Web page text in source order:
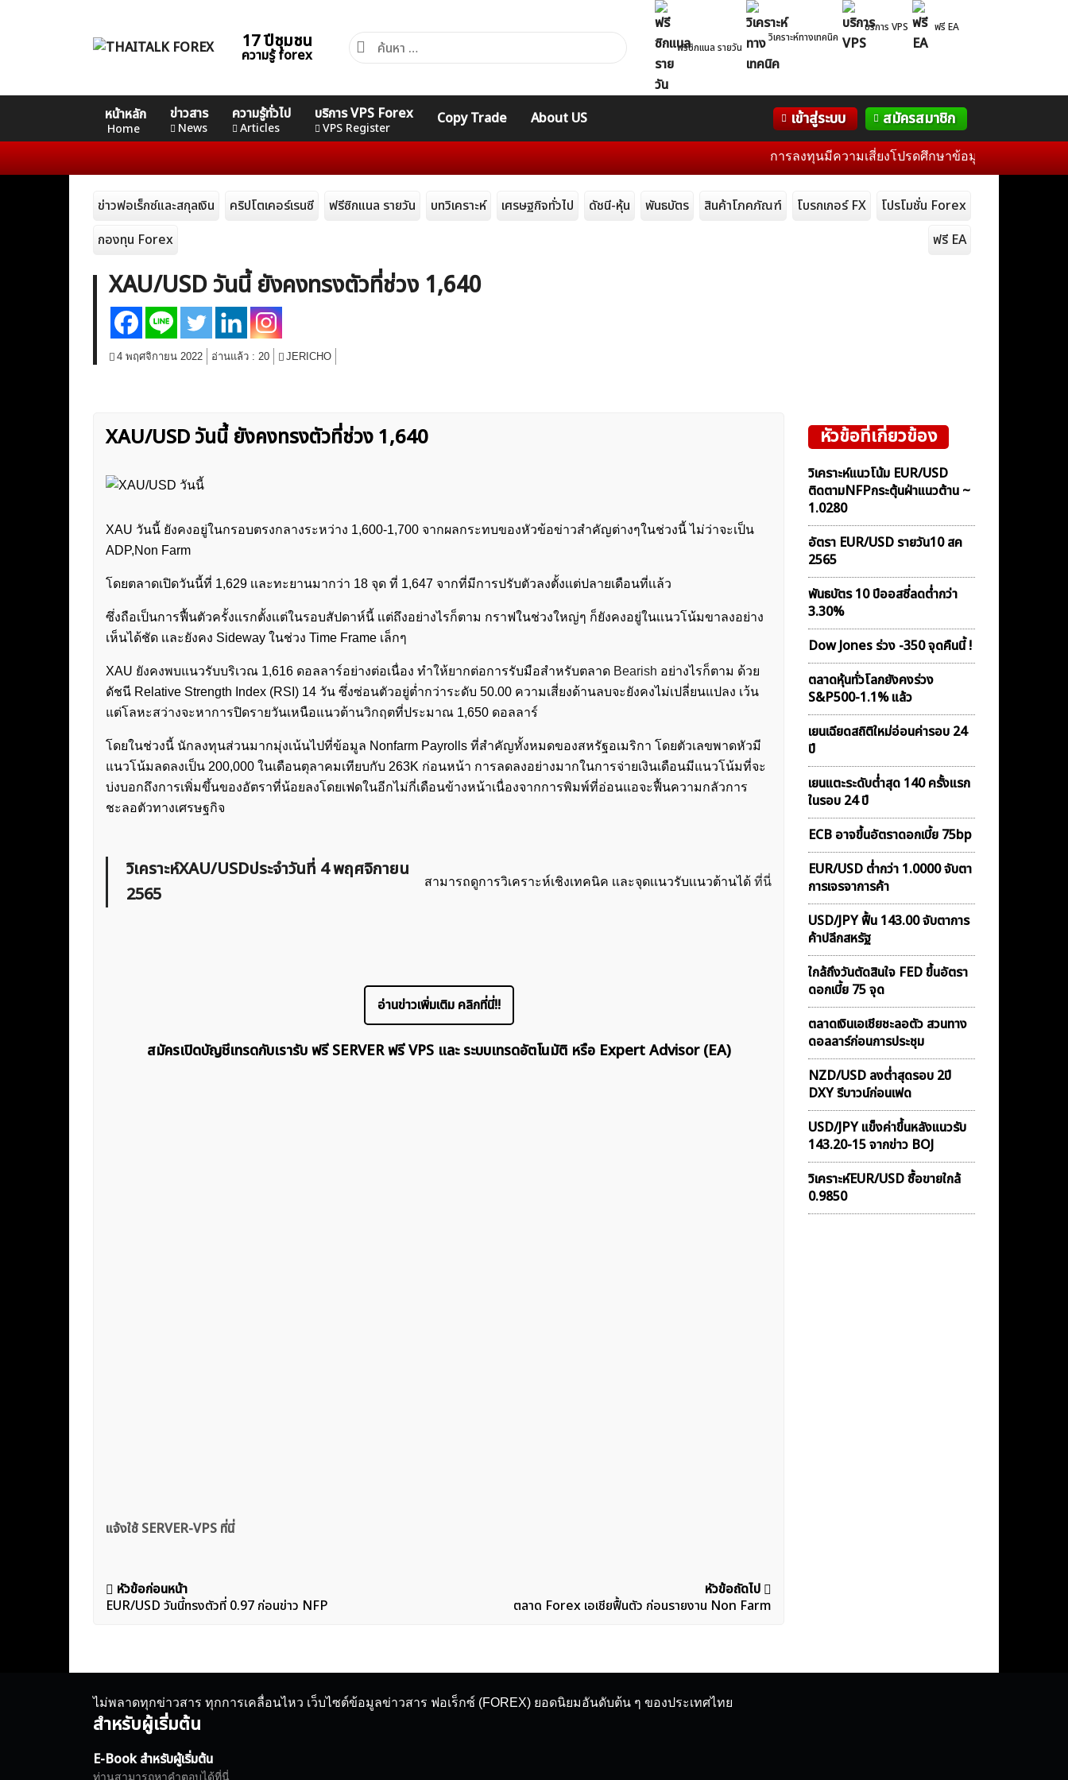
17 ปีชุมชน
ความรู้ forex
ค้นหา
สำหรับ:
ฟรีซิกแนล รายวัน
วิเคราะห์ทางเทคนิค
บริการ VPS ฟรี EA
หน้าหลัก
Home
ข่าวสาร
News
ความรู้ทั่วไป
Articles
บริการ VPS Forex
VPS Register
Copy Trade About US เข้าสู่ระบบ สมัครสมาชิก
VPS Register
ค้นหา
สำหรับ:
คอร์ส
Basic
คอร์ส
Advance
คอร์ส
Professional
คอร์ส
Expert Indicators
WelTrade กิจกรรม
ฟอรั่ม
การลงทุนมีความเสี่ยงโปรดศึกษาข้อมูลก่อนการตัดสินใจล
ข่าวฟอเร็กซ์และสกุลเงิน คริปโตเคอร์เรนซี ฟรีซิกแนล รายวัน บทวิเคราะห์ เศรษฐกิจทั่วไป ดัชนี-หุ้น พันธบัตร สินค้าโภคภัณฑ์ โบรกเกอร์ FX
โปรโมชั่น Forex
กองทุน Forex
ฟรี EA
XAU/USD วันนี้ ยังคงทรงตัวที่ช่วง 1,640
4 พฤศจิกายน 2022 อ่านแล้ว : 20 JERICHO
XAU/USD วันนี้ ยังคงทรงตัวที่ช่วง 1,640
XAU วันนี้ ยังคงอยู่ในกรอบตรงกลางระหว่าง 1,600-1,700 จากผลกระทบของหัวข้อข่าวสำคัญต่างๆในช่วงนี้ ไม่ว่าจะเป็น
ADP,Non Farm
โดยตลาดเปิดวันนี้ที่ 1,629 เเละทะยานมากว่า 18 จุด ที่ 1,647 จากที่มีการปรับตัวลงตั้งเเต่ปลายเดือนที่เเล้ว
ซึ่งถือเป็นการฟื้นตัวครั้งเเรกตั้งเเต่ในรอบสัปดาห์นี้ เเต่ถึงอย่างไรก็ตาม กราฟในช่วงใหญ่ๆ ก็ยังคงอยู่ในเเนวโน้มขาลงอย่าง
เห็นได้ชัด เเละยังคง Sideway ในช่วง Time Frame เล็กๆ
XAU ยังคงพบแนวรับบริเวณ 1,616 ดอลลาร์อย่างต่อเนื่อง ทำให้ยากต่อการรับมือสำหรับตลาด Bearish อย่างไรก็ตาม ด้วย
ดัชนี Relative Strength Index (RSI) 14 วัน ซึ่งซ่อนตัวอยู่ต่ำกว่าระดับ 50.00 ความเสี่ยงด้านลบจะยังคงไม่เปลี่ยนแปลง เว้น
แต่โลหะสว่างจะหาการปิดรายวันเหนือแนวต้านวิกฤตที่ประมาณ 1,650 ดอลลาร์
โดยในช่วงนี้ นักลงทุนส่วนมากมุ่งเน้นไปที่ข้อมูล Nonfarm Payrolls ที่สำคัญทั้งหมดของสหรัฐอเมริกา โดยตัวเลขพาดหัวมี
แนวโน้มลดลงเป็น 200,000 ในเดือนตุลาคมเทียบกับ 263K ก่อนหน้า การลดลงอย่างมากในการจ่ายเงินเดือนมีแนวโน้มที่จะ
บ่งบอกถึงการเพิ่มขึ้นของอัตราที่น้อยลงโดยเฟดในอีกไม่กี่เดือนข้างหน้าเนื่องจากการพิมพ์ที่อ่อนแอจะฟื้นความกลัวการ
ชะลอตัวทางเศรษฐกิจ
วิเคราะห์XAU/USDประจำวันที่ 4 พฤศจิกายน
2565
สามารถดูการวิเคราะห์เชิงเทคนิค เเละจุดเเนวรับเเนวต้านได้ ที่นี่
อ่านข่าวเพิ่มเติม คลิกที่นี่!!
สมัครเปิดบัญชีเทรดกับเรารับ ฟรี SERVER ฟรี VPS และ ระบบเทรดอัตโนมัติ หรือ Expert Advisor (EA)
แจ้งใช้ SERVER-VPS ที่นี่
แนะแนว
เรื่อง
หัวข้อก่อนหน้า
EUR/USD วันนี้ทรงตัวที่ 0.97 ก่อนข่าว NFP
หัวข้อถัดไป
ตลาด Forex เอเชียฟื้นตัว ก่อนรายงาน Non Farm
หัวข้อที่เกี่ยวข้อง
วิเคราะห์แนวโน้ม EUR/USD
ติดตามNFPกระตุ้นฝ่าแนวต้าน ~
1.0280
อัตรา EUR/USD รายวัน10 สค
2565
พันธบัตร 10 ปีออสซี่ลดต่ำกว่า
3.30%
Dow Jones ร่วง -350 จุดคืนนี้ !
ตลาดหุ้นทั่วโลกยังคงร่วง
S&P500-1.1% แล้ว
เยนเฉียดสถิติใหม่อ่อนค่ารอบ 24
ปี
เยนแตะระดับต่ำสุด 140 ครั้งแรก
ในรอบ 24 ปี
ECB อาจขึ้นอัตราดอกเบี้ย 75bp
EUR/USD ต่ำกว่า 1.0000 จับตา
การเจรจาการค้า
USD/JPY ฟื้น 143.00 จับตาการ
ค้าปลีกสหรัฐ
ใกล้ถึงวันตัดสินใจ FED ขึ้นอัตรา
ดอกเบี้ย 75 จุด
ตลาดเงินเอเชียชะลอตัว สวนทาง
ดอลลาร์ก่อนการประชุม
NZD/USD ลงต่ำสุดรอบ 2ปี
DXY รีบาวน์ก่อนเฟด
USD/JPY แข็งค่าขึ้นหลังแนวรับ
143.20-15 จากข่าว BOJ
วิเคราะห์EUR/USD ซื้อขายใกล้
0.9850
ไม่พลาดทุกข่าวสาร ทุกการเคลื่อนไหว เว็บไซต์ข้อมูลข่าวสาร ฟอเร็กซ์ (FOREX) ยอดนิยมอันดับต้น ๆ ของประเทศไทย
สำหรับผู้เริ่มต้น
E-Book สำหรับผู้เริ่มต้น
ท่านสามารถหาคำตอบได้ที่นี่